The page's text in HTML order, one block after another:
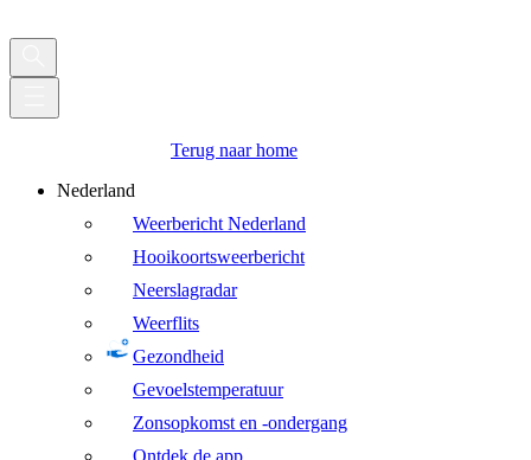
Terug naar home
Nederland
Weerbericht Nederland
Hooikoortsweerbericht
Neerslagradar
Weerflits
Gezondheid
Gevoelstemperatuur
Zonsopkomst en -ondergang
Ontdek de app